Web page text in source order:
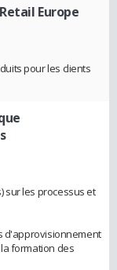
Europe
pour les clients
sur les processus et
d'approvisionnement
formation des